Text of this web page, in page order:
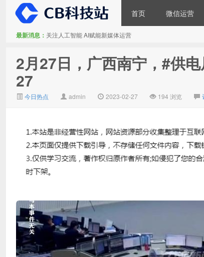
首页 微信运营
最新消息： 关注人工智能 AI赋能新媒体运营
2月27日，广西南宁，#供
27
今日热点 admin 2023-02-27 194 浏览